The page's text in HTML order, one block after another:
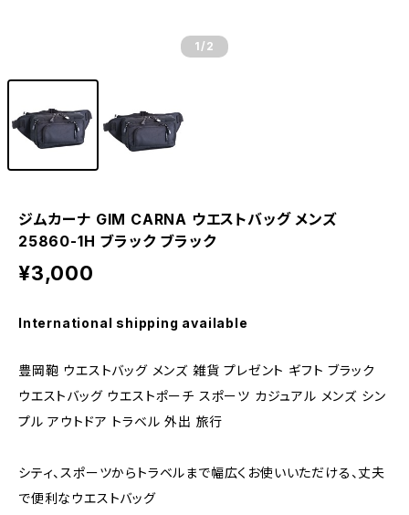
1 /2
ジムカーナ GIM CARNA ウエストバッグ メンズ
25860-1H ブラック ブラック
¥3,000
International shipping available
豊岡鞄 ウエストバッグ メンズ 雑貨 プレゼント ギフト ブラック
ウエストバッグ ウエストポーチ スポーツ カジュアル メンズ シン
プル アウトドア トラベル 外出 旅行
シティ、スポーツからトラベルまで幅広くお使いいただける、丈夫
で便利なウエストバッグ